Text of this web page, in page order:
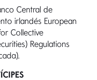
Central de
irlandés European
Collective
Regulations